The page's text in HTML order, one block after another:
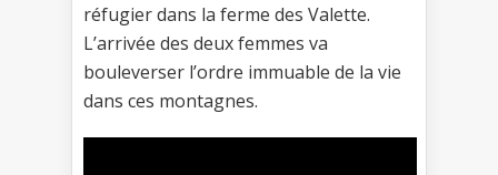
réfugier dans la ferme des Valette.
L’arrivée des deux femmes va
bouleverser l’ordre immuable de la vie
dans ces montagnes.